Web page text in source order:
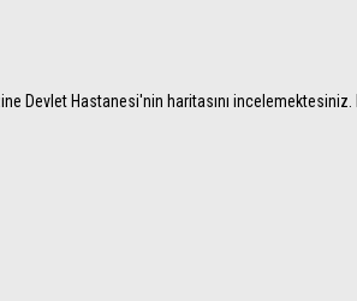
Devlet Hastanesi'nin haritasını